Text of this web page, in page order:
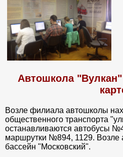
Автошкола "Вулкан"
Возле филиала автошколы
общественного транспорта
останавливаются автобусы
маршрутки №894, 1129. Возле
бассейн "Московский".